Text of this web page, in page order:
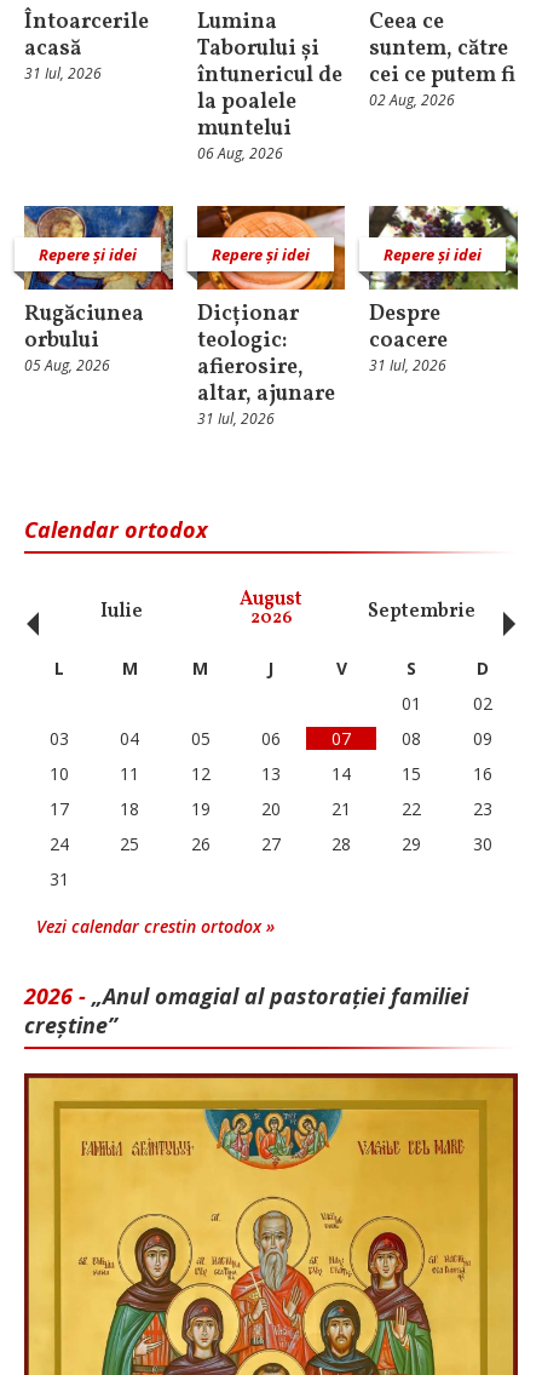
Întoarcerile
acasă
31 Iul, 2026
Lumina
Taborului și
întunericul de
la poalele
muntelui
06 Aug, 2026
Ceea ce
suntem, către
cei ce putem fi
02 Aug, 2026
Repere și idei
Rugăciunea
orbului
05 Aug, 2026
Repere și idei
Dicționar
teologic:
afierosire,
altar, ajunare
31 Iul, 2026
Repere și idei
Despre
coacere
31 Iul, 2026
Calendar ortodox
Iulie August
2026 Septembrie
‹ L M M J V S
D
01
02
03
04 05 06 07 08
09
10
11 12 13 14 15
16
17
18 19 20 21 22
23
24
25 26 27 28 29
30
31
Vezi calendar crestin ortodox »
2026 - „Anul omagial al pastorației familiei
creștine”